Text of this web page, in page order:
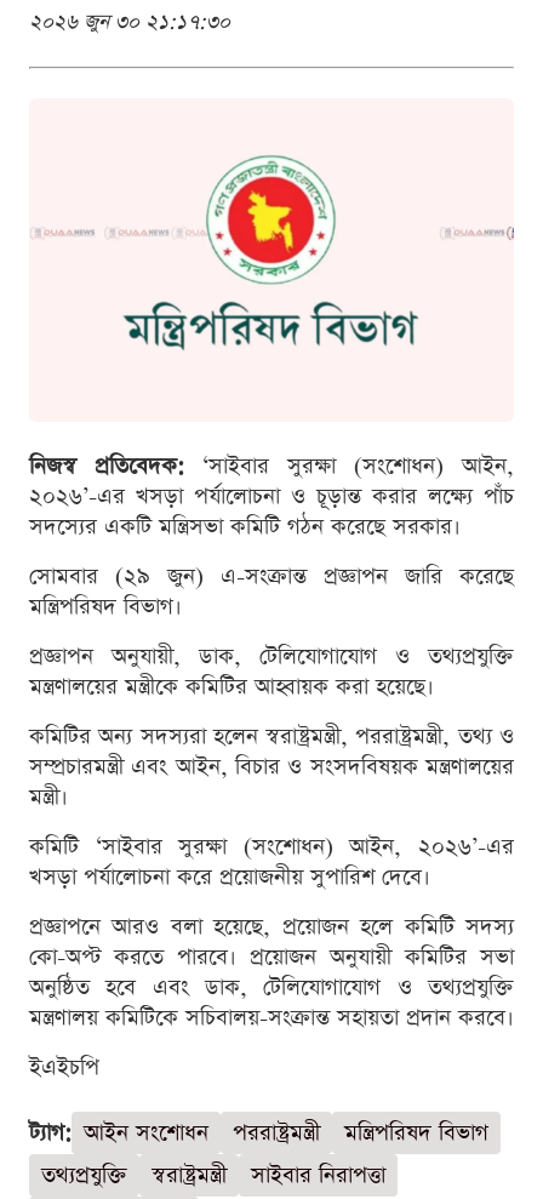
২০২৬ জুন ৩০ ২১:১৭:৩০
নিজস্ব প্রতিবেদক: ‘সাইবার সুরক্ষা (সংশোধন) আইন,
২০২৬’-এর খসড়া পর্যালোচনা ও চূড়ান্ত করার লক্ষ্যে পাঁচ
সদস্যের একটি মন্ত্রিসভা কমিটি গঠন করেছে সরকার।
সোমবার (২৯ জুন) এ-সংক্রান্ত প্রজ্ঞাপন জারি করেছে
মন্ত্রিপরিষদ বিভাগ।
প্রজ্ঞাপন অনুযায়ী, ডাক, টেলিযোগাযোগ ও তথ্যপ্রযুক্তি
মন্ত্রণালয়ের মন্ত্রীকে কমিটির আহ্বায়ক করা হয়েছে।
কমিটির অন্য সদস্যরা হলেন স্বরাষ্ট্রমন্ত্রী, পররাষ্ট্রমন্ত্রী, তথ্য ও
সম্প্রচারমন্ত্রী এবং আইন, বিচার ও সংসদবিষয়ক মন্ত্রণালয়ের
মন্ত্রী।
কমিটি ‘সাইবার সুরক্ষা (সংশোধন) আইন, ২০২৬’-এর
খসড়া পর্যালোচনা করে প্রয়োজনীয় সুপারিশ দেবে।
প্রজ্ঞাপনে আরও বলা হয়েছে, প্রয়োজন হলে কমিটি সদস্য
কো-অপ্ট করতে পারবে। প্রয়োজন অনুযায়ী কমিটির সভা
অনুষ্ঠিত হবে এবং ডাক, টেলিযোগাযোগ ও তথ্যপ্রযুক্তি
মন্ত্রণালয় কমিটিকে সচিবালয়-সংক্রান্ত সহায়তা প্রদান করবে।
ইএইচপি
ট্যাগ: আইন সংশোধন পররাষ্ট্রমন্ত্রী
মন্ত্রিপরিষদ বিভাগ
তথ্যপ্রযুক্তি
স্বরাষ্ট্রমন্ত্রী
সাইবার নিরাপত্তা